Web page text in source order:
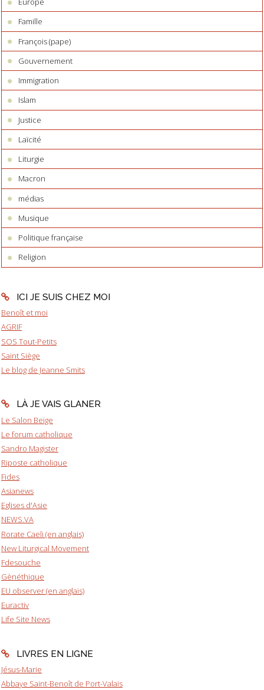
Famille
François (pape)
Gouvernement
Immigration
Islam
Justice
Laïcité
Liturgie
Macron
médias
Musique
Politique française
Religion
ICI JE SUIS CHEZ MOI
Benoît et moi
AGRIF
SOS Tout-Petits
Saint Siège
Le blog de Jeanne Smits
LÀ JE VAIS GLANER
Le Salon Beige
Le forum catholique
Sandro Magister
Riposte catholique
Fides
Asianews
Eglises d'Asie
NEWS.VA
Rorate Caeli (en anglais)
New Liturgical Movement
Fdesouche
Gènéthique
EU observer (en anglais)
Euractiv
Life Site News
LIVRES EN LIGNE
Jésus-Marie
Abbaye Saint-Benoît de Port-Valais